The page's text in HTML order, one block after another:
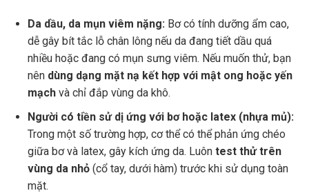
Da dầu, da mụn viêm nặng: Bơ có tính dưỡng ẩm cao,
dễ gây bít tắc lỗ chân lông nếu da đang tiết dầu quá
nhiều hoặc đang có mụn sưng viêm. Nếu muốn thử, bạn
nên dùng dạng mặt nạ kết hợp với mật ong hoặc yến
mạch và chỉ đắp vùng da khô.
Người có tiền sử dị ứng với bơ hoặc latex (nhựa mủ):
Trong một số trường hợp, cơ thể có thể phản ứng chéo
giữa bơ và latex, gây kích ứng da. Luôn test thử trên
vùng da nhỏ (cổ tay, dưới hàm) trước khi sử dụng toàn
mặt.